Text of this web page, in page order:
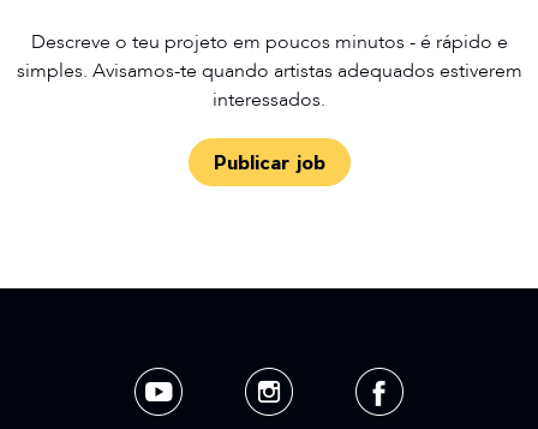
Descreve o teu projeto em poucos minutos - é rápido e
simples. Avisamos-te quando artistas adequados estiverem
interessados.
Publicar job